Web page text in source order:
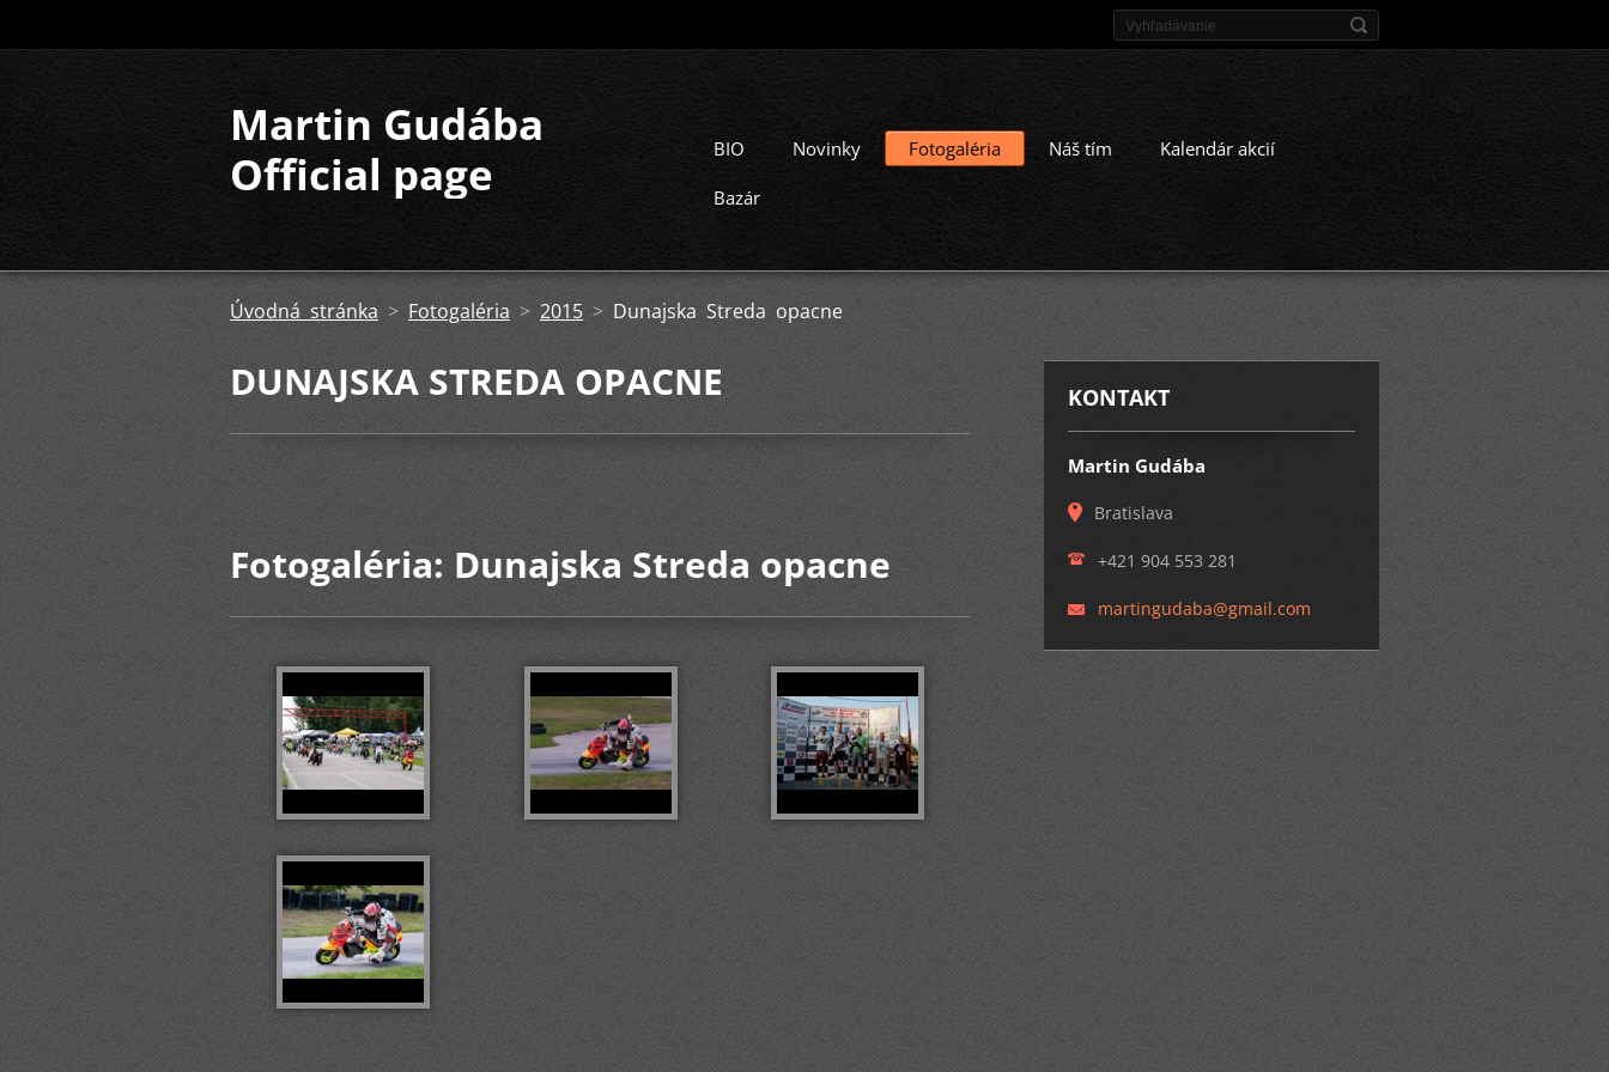
Martin Gudába
Official page
BIO Novinky Fotogaléria Náš tím Kalendár akcií
Bazár
Úvodná stránka > Fotogaléria > 2015 > Dunajska Streda opacne
DUNAJSKA STREDA OPACNE
Fotogaléria: Dunajska Streda opacne
KONTAKT
Martin Gudába
Bratislava
+421 904 553 281
martingudaba@gmail.com